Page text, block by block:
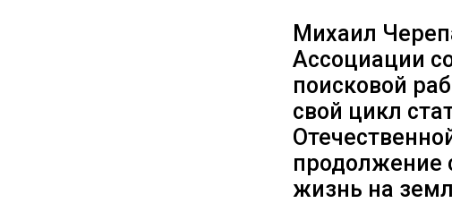
Михаил
Ассоциации
поисковой
свой цикл
продолжение
жизнь на